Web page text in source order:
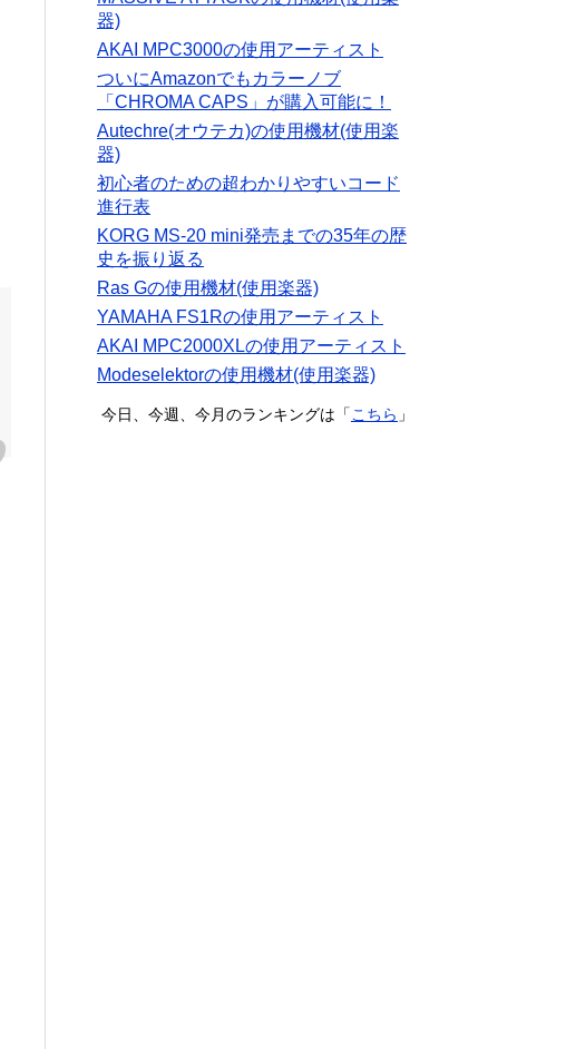
器)
AKAI MPC3000の使用アーティスト
ついにAmazonでもカラーノブ
「CHROMA CAPS」が購入可能に！
Autechre(オウテカ)の使用機材(使用楽
器)
初心者のための超わかりやすいコード
進行表
KORG MS-20 mini発売までの35年の歴
史を振り返る
Ras Gの使用機材(使用楽器)
YAMAHA FS1Rの使用アーティスト
AKAI MPC2000XLの使用アーティスト
Modeselektorの使用機材(使用楽器)
今日、今週、今月のランキングは「こちら 」